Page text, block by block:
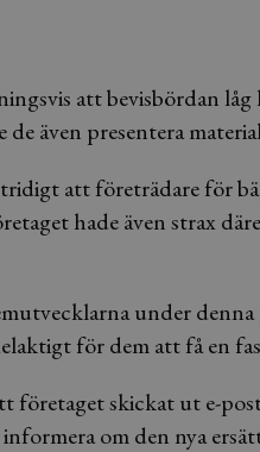
att bevisbördan
även presentera
att företrädare för
hade även strax
under
för dem att få en
företaget skickat ut e-
om den nya